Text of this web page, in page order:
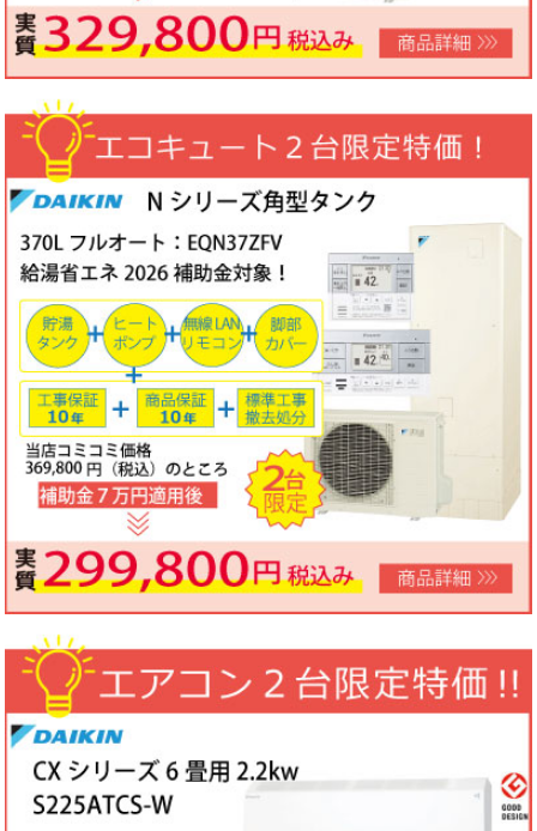
79,800円！数量限定のため、なくなり次第終了となります。
2026年05月15日
目玉商品
パロマ屋外式エコジョーズふろ給湯器台数限定大特価！20号オート
FH-E2011SAWL(K)マルチリモコンセットMFC-250V・標準工事費
（処分込）10年商品・工事保証付
コミコミ価格136,800円～